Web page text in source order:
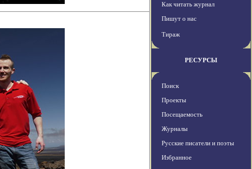
Как читать журнал
Пишут о нас
Тираж
РЕСУРСЫ
Поиск
Проекты
Посещаемость
Журналы
Русские писатели и поэты
Избранное